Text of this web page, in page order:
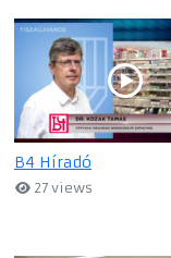
B4 Híradó
27 views